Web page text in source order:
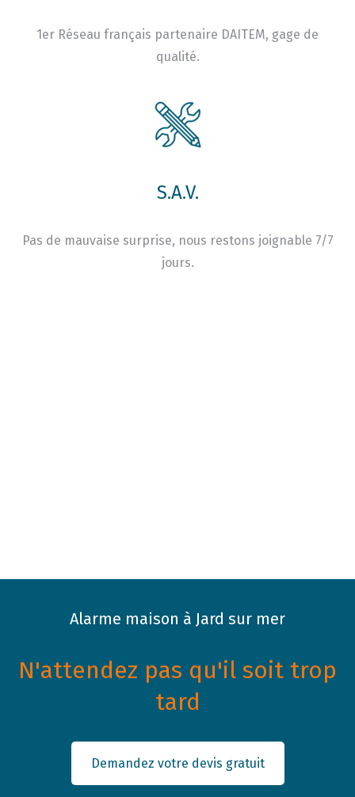
1er Réseau français partenaire DAITEM, gage de
qualité.
S.A.V.
Pas de mauvaise surprise, nous restons joignable 7/7
jours.
Alarme maison à Jard sur mer
N'attendez pas qu'il soit trop
tard
Demandez votre devis gratuit